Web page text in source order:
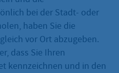
bei der Stadt- oder
haben Sie die
vor Ort abzugeben.
dass Sie Ihren
kennzeichnen und in den